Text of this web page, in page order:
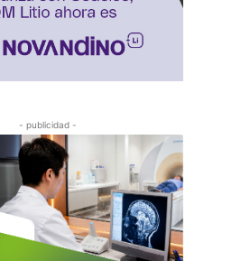
- publicidad -